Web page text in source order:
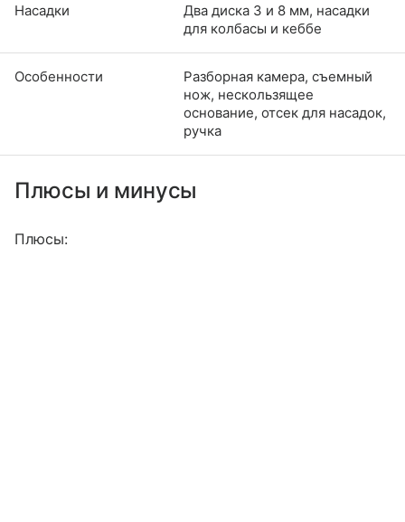
Насадки
Два диска 3 и 8 мм, насадки
для колбасы и кеббе
Особенности
Разборная камера, съемный
нож, нескользящее
основание, отсек для насадок,
ручка
Плюсы и минусы
Плюсы: